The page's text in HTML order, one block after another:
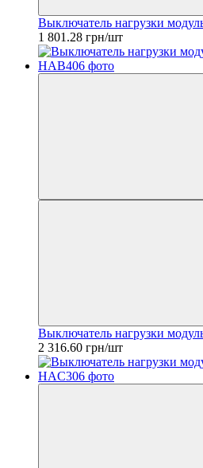
Выключатель нагрузки
1 801.28 грн/шт
Выключатель нагрузки
2 316.60 грн/шт